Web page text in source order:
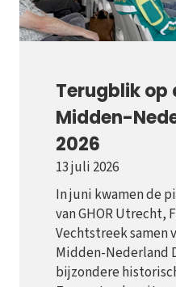
Terugblik op
Midden-
2026
13 juli 2026
In juni kwamen de
van GHOR Utrecht,
Vechtstreek samen
Midden-Nederland
bijzondere